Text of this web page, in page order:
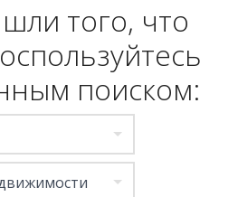
того, что
поиском: